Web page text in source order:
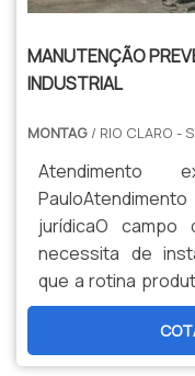
MANUTENÇÃO
INDUSTRIAL
MONTAG / RIO CLARO -
Atendimento
jurídicaO campo
necessita de
que a rotina
funcionamento.
apresente
ficar